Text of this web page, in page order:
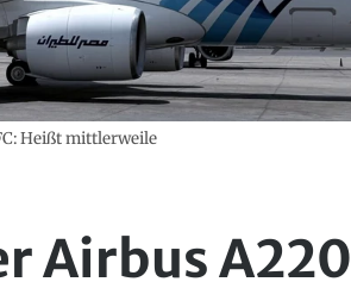
Heißt mittlerweile
Airbus A220